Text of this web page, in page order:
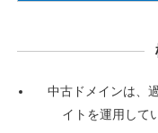
ジャンル その他
39 外部リン
中古ドメインは、
イトを運用して